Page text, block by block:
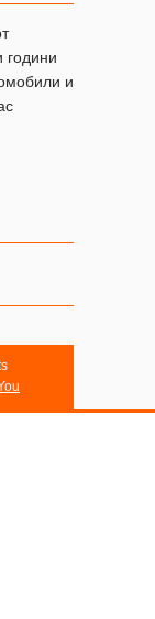
години
и